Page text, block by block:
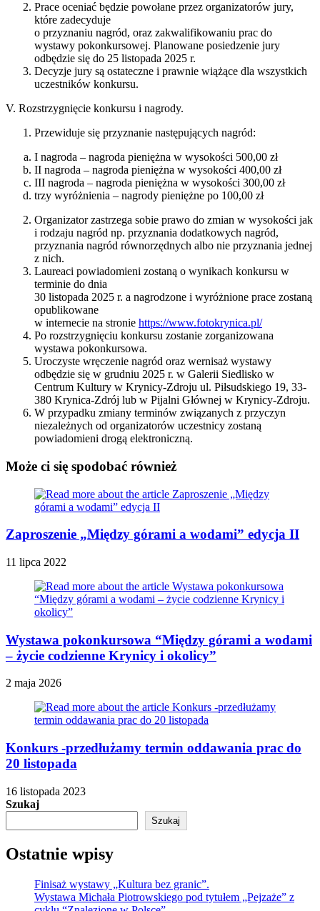
Prace oceniać będzie powołane przez organizatorów jury,
które zadecyduje
o przyznaniu nagród, oraz zakwalifikowaniu prac do
wystawy pokonkursowej. Planowane posiedzenie jury
odbędzie się do 25 listopada 2025 r.
Decyzje jury są ostateczne i prawnie wiążące dla wszystkich
uczestników konkursu.
V. Rozstrzygnięcie konkursu i nagrody.
Przewiduje się przyznanie następujących nagród:
I nagroda – nagroda pieniężna w wysokości 500,00 zł
II nagroda – nagroda pieniężna w wysokości 400,00 zł
III nagroda – nagroda pieniężna w wysokości 300,00 zł
trzy wyróżnienia – nagrody pieniężne po 100,00 zł
Organizator zastrzega sobie prawo do zmian w wysokości jak
i rodzaju nagród np. przyznania dodatkowych nagród,
przyznania nagród równorzędnych albo nie przyznania jednej
z nich.
Laureaci powiadomieni zostaną o wynikach konkursu w
terminie do dnia
30 listopada 2025 r. a nagrodzone i wyróżnione prace zostaną
opublikowane
w internecie na stronie https://www.fotokrynica.pl/
Po rozstrzygnięciu konkursu zostanie zorganizowana
wystawa pokonkursowa.
Uroczyste wręczenie nagród oraz wernisaż wystawy
odbędzie się w grudniu 2025 r. w Galerii Siedlisko w
Centrum Kultury w Krynicy-Zdroju ul. Piłsudskiego 19, 33-
380 Krynica-Zdrój lub w Pijalni Głównej w Krynicy-Zdroju.
W przypadku zmiany terminów związanych z przyczyn
niezależnych od organizatorów uczestnicy zostaną
powiadomieni drogą elektroniczną.
Może ci się spodobać również
Zaproszenie „Między górami a wodami” edycja II
11 lipca 2022
Wystawa pokonkursowa “Między górami a wodami
– życie codzienne Krynicy i okolicy”
2 maja 2026
Konkurs -przedłużamy termin oddawania prac do
20 listopada
16 listopada 2023
Szukaj
Szukaj
Ostatnie wpisy
Finisaż wystawy „Kultura bez granic”.
Wystawa Michała Piotrowskiego pod tytułem „Pejzaże” z